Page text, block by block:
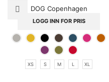
DOG Copenhagen
LOGG INN FOR PRIS
XS S M L XL